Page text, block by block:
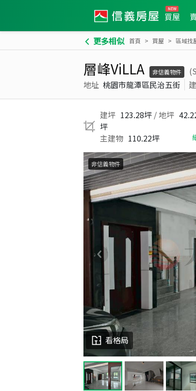
買屋
更多相似 首頁 買屋 區域找
層峰ViLLA 非信義物件
地址 桃園市龍潭區民治五街
建坪 123.28坪 / 地坪
坪
主建物 110.22坪
看格局
非信義物件